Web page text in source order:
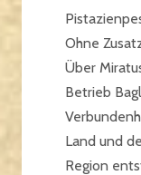
Ohne
Über
Betrieb
Land und
Region